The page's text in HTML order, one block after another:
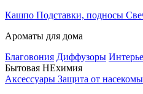
Кашпо Подставки, подносы
Ароматы для дома
Благовония Диффузоры
Бытовая НЕхимия
Аксессуары Защита от